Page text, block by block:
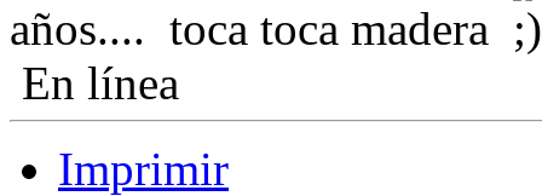
años.... toca toca madera
En línea
Imprimir